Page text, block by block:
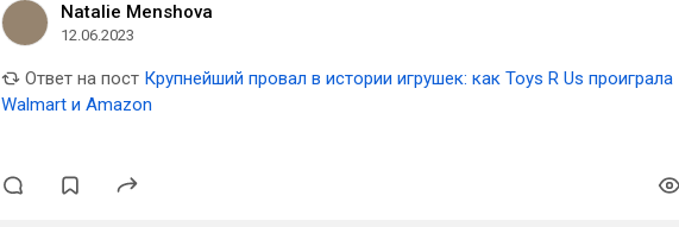
Natalie Menshova
12.06.2023
Ответ на пост Крупнейший провал в истории игрушек: как Toys R Us проиграла
Walmart и Amazon